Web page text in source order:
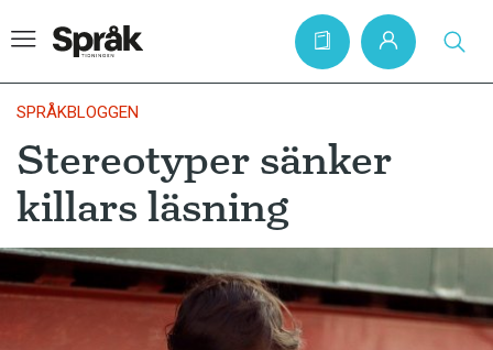
Hem
Artiklar
Krönikor
Språkfrågor
SPRÅKBLOGGEN
Stereotyper sänker
killars läsning